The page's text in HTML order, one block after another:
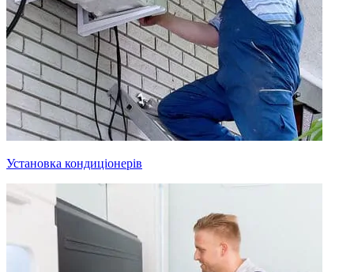
Установка кондиціонерів